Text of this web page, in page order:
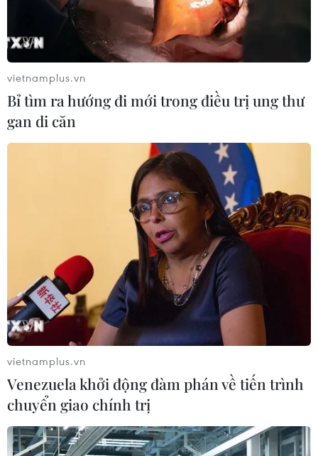
vietnamplus.vn
Bỉ tìm ra hướng đi mới trong điều trị ung thư
gan di căn
vietnamplus.vn
Venezuela khởi động đàm phán về tiến trình
chuyển giao chính trị